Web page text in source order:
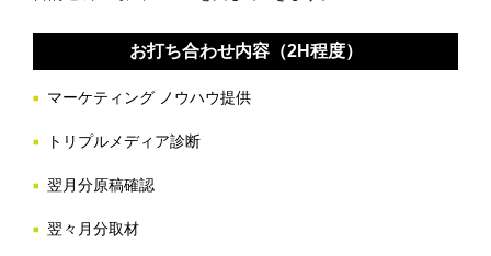
お打ち合わせ内容（2H程度）
マーケティング ノウハウ提供
トリプルメディア診断
翌月分原稿確認
翌々月分取材